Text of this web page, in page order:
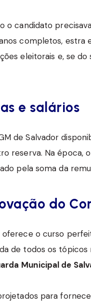
o candidato
completos,
eleitorais e, se
e salários
de Salvador
reserva. Na época,
pela soma da
do
oferece o curso
de todos os tópicos
Municipal de
para